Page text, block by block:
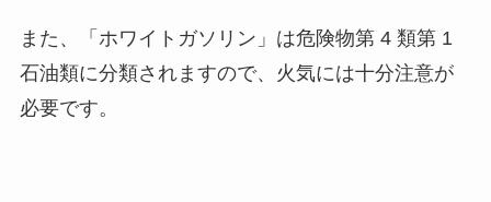
また、「ホワイトガソリン」は危険物第 4 類第 1
石油類に分類されますので、
火気には十分注意が
必要です。